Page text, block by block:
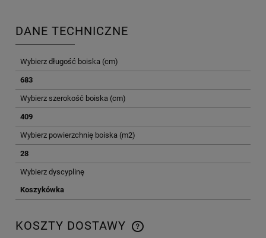
DANE TECHNICZNE
Wybierz długość boiska (cm)
683
Wybierz szerokość boiska (cm)
409
Wybierz powierzchnię boiska (m2)
28
Wybierz dyscyplinę
Koszykówka
KOSZTY DOSTAWY
CENA NIE ZAWIERA EWENTUALNYCH KOSZTÓW